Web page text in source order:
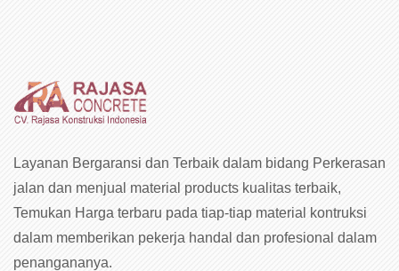
Layanan Bergaransi dan Terbaik dalam bidang Perkerasan
jalan dan menjual material products kualitas terbaik,
Temukan Harga terbaru pada tiap-tiap material kontruksi
dalam memberikan pekerja handal dan profesional dalam
penangananya.